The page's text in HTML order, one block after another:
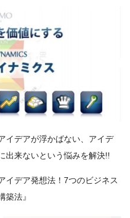
イデアが浮かばない、アイデ
出来ないという悩みを解決!!
イデア発想法！7つのビジネス
築法』